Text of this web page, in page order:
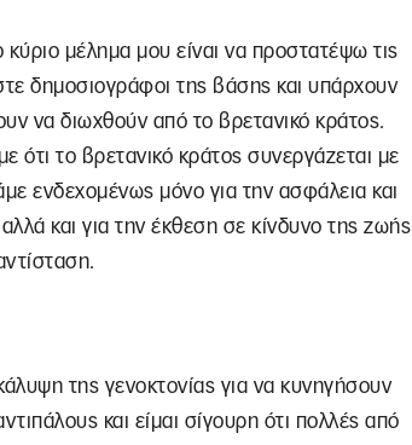
μέλημα μου είναι να προστατέψω τις
δημοσιογράφοι της βάσης και υπάρχουν
να διωχθούν από το βρετανικό κράτος.
ότι το βρετανικό κράτος συνεργάζεται με
ενδεχομένως μόνο για την ασφάλεια και
και για την έκθεση σε κίνδυνο της ζωής
της γενοκτονίας για να κυνηγήσουν
και είμαι σίγουρη ότι πολλές από